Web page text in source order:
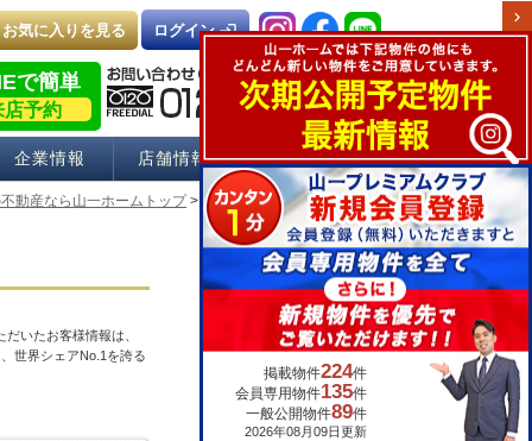
お気に入りを見る ログイン login
で簡単
店予約
企業情報 店舗情報 採用情報
動産なら山一ホームトップ> 物件お問い合わせ
いたお客様情報は、
世界シェアNo.1を誇る
chevron_right
掲載物件224件
会員専用物件135件
一般公開物件89件
2026年08月09日更新